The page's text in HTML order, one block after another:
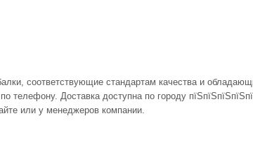
соответствующие стандартам качества и
Доставка доступна по городу
или у менеджеров компании.